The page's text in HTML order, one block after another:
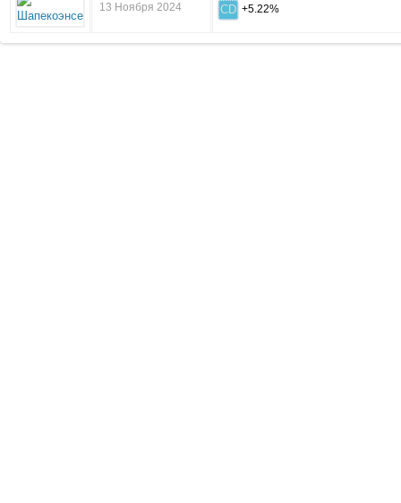
13 Ноября 2024 CD +5.22%